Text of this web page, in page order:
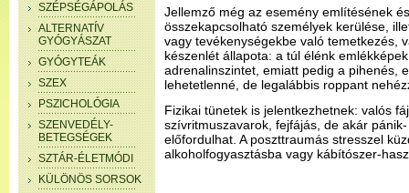
SZÉPSÉGÁPOLÁS
ALTERNATÍV
GYÓGYÁSZAT
GYÓGYTEÁK
SZEX
PSZICHOLÓGIA
SZENVEDÉLY-
BETEGSÉGEK
SZTÁR-ÉLETMÓDI
KÜLÖNÖS SORSOK
Jellemző még az esemény említésének
összekapcsolható személyek kerülése,
vagy tevékenységekbe való temetkezés,
készenlét állapota: a túl élénk
adrenalinszintet, emiatt pedig a pihenés,
lehetetlenné, de legalábbis roppant
Fizikai tünetek is jelentkezhetnek: valós
szívritmuszavarok, fejfájás, de akár
előfordulhat. A poszttraumás stresszel
alkoholfogyasztásba vagy kábítószer-